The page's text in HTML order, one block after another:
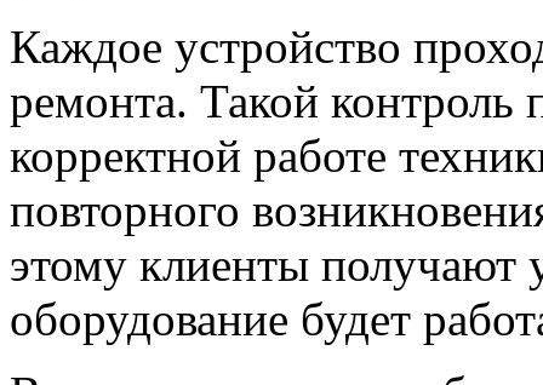
Каждое устройство
ремонта. Такой контроль
корректной работе
повторного
этому клиенты получают
оборудование будет